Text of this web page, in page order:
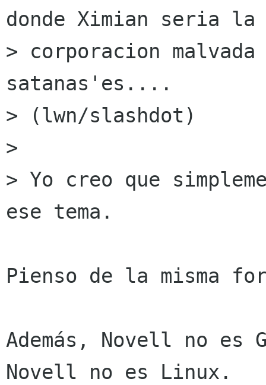
donde Ximian seria la
> corporacion
satanas'es....
> (lwn/slashdot)
>
> Yo creo que
ese tema.
Pienso de la misma
Además, Novell no es
Novell no es Linux.